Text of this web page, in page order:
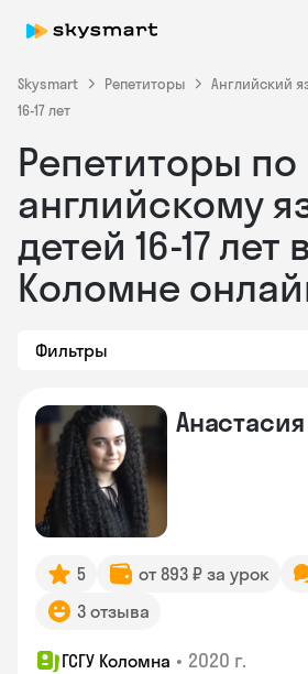
Skysmart Репетиторы Английский
16-17 лет
Репетиторы по
английскому
детей 16-17 лет в
Коломне
Фильтры
Анастасия
5 от 893 ₽ за урок
3 отзыва
ГСГУ Коломна • 2020 г.
Skysmart Chat